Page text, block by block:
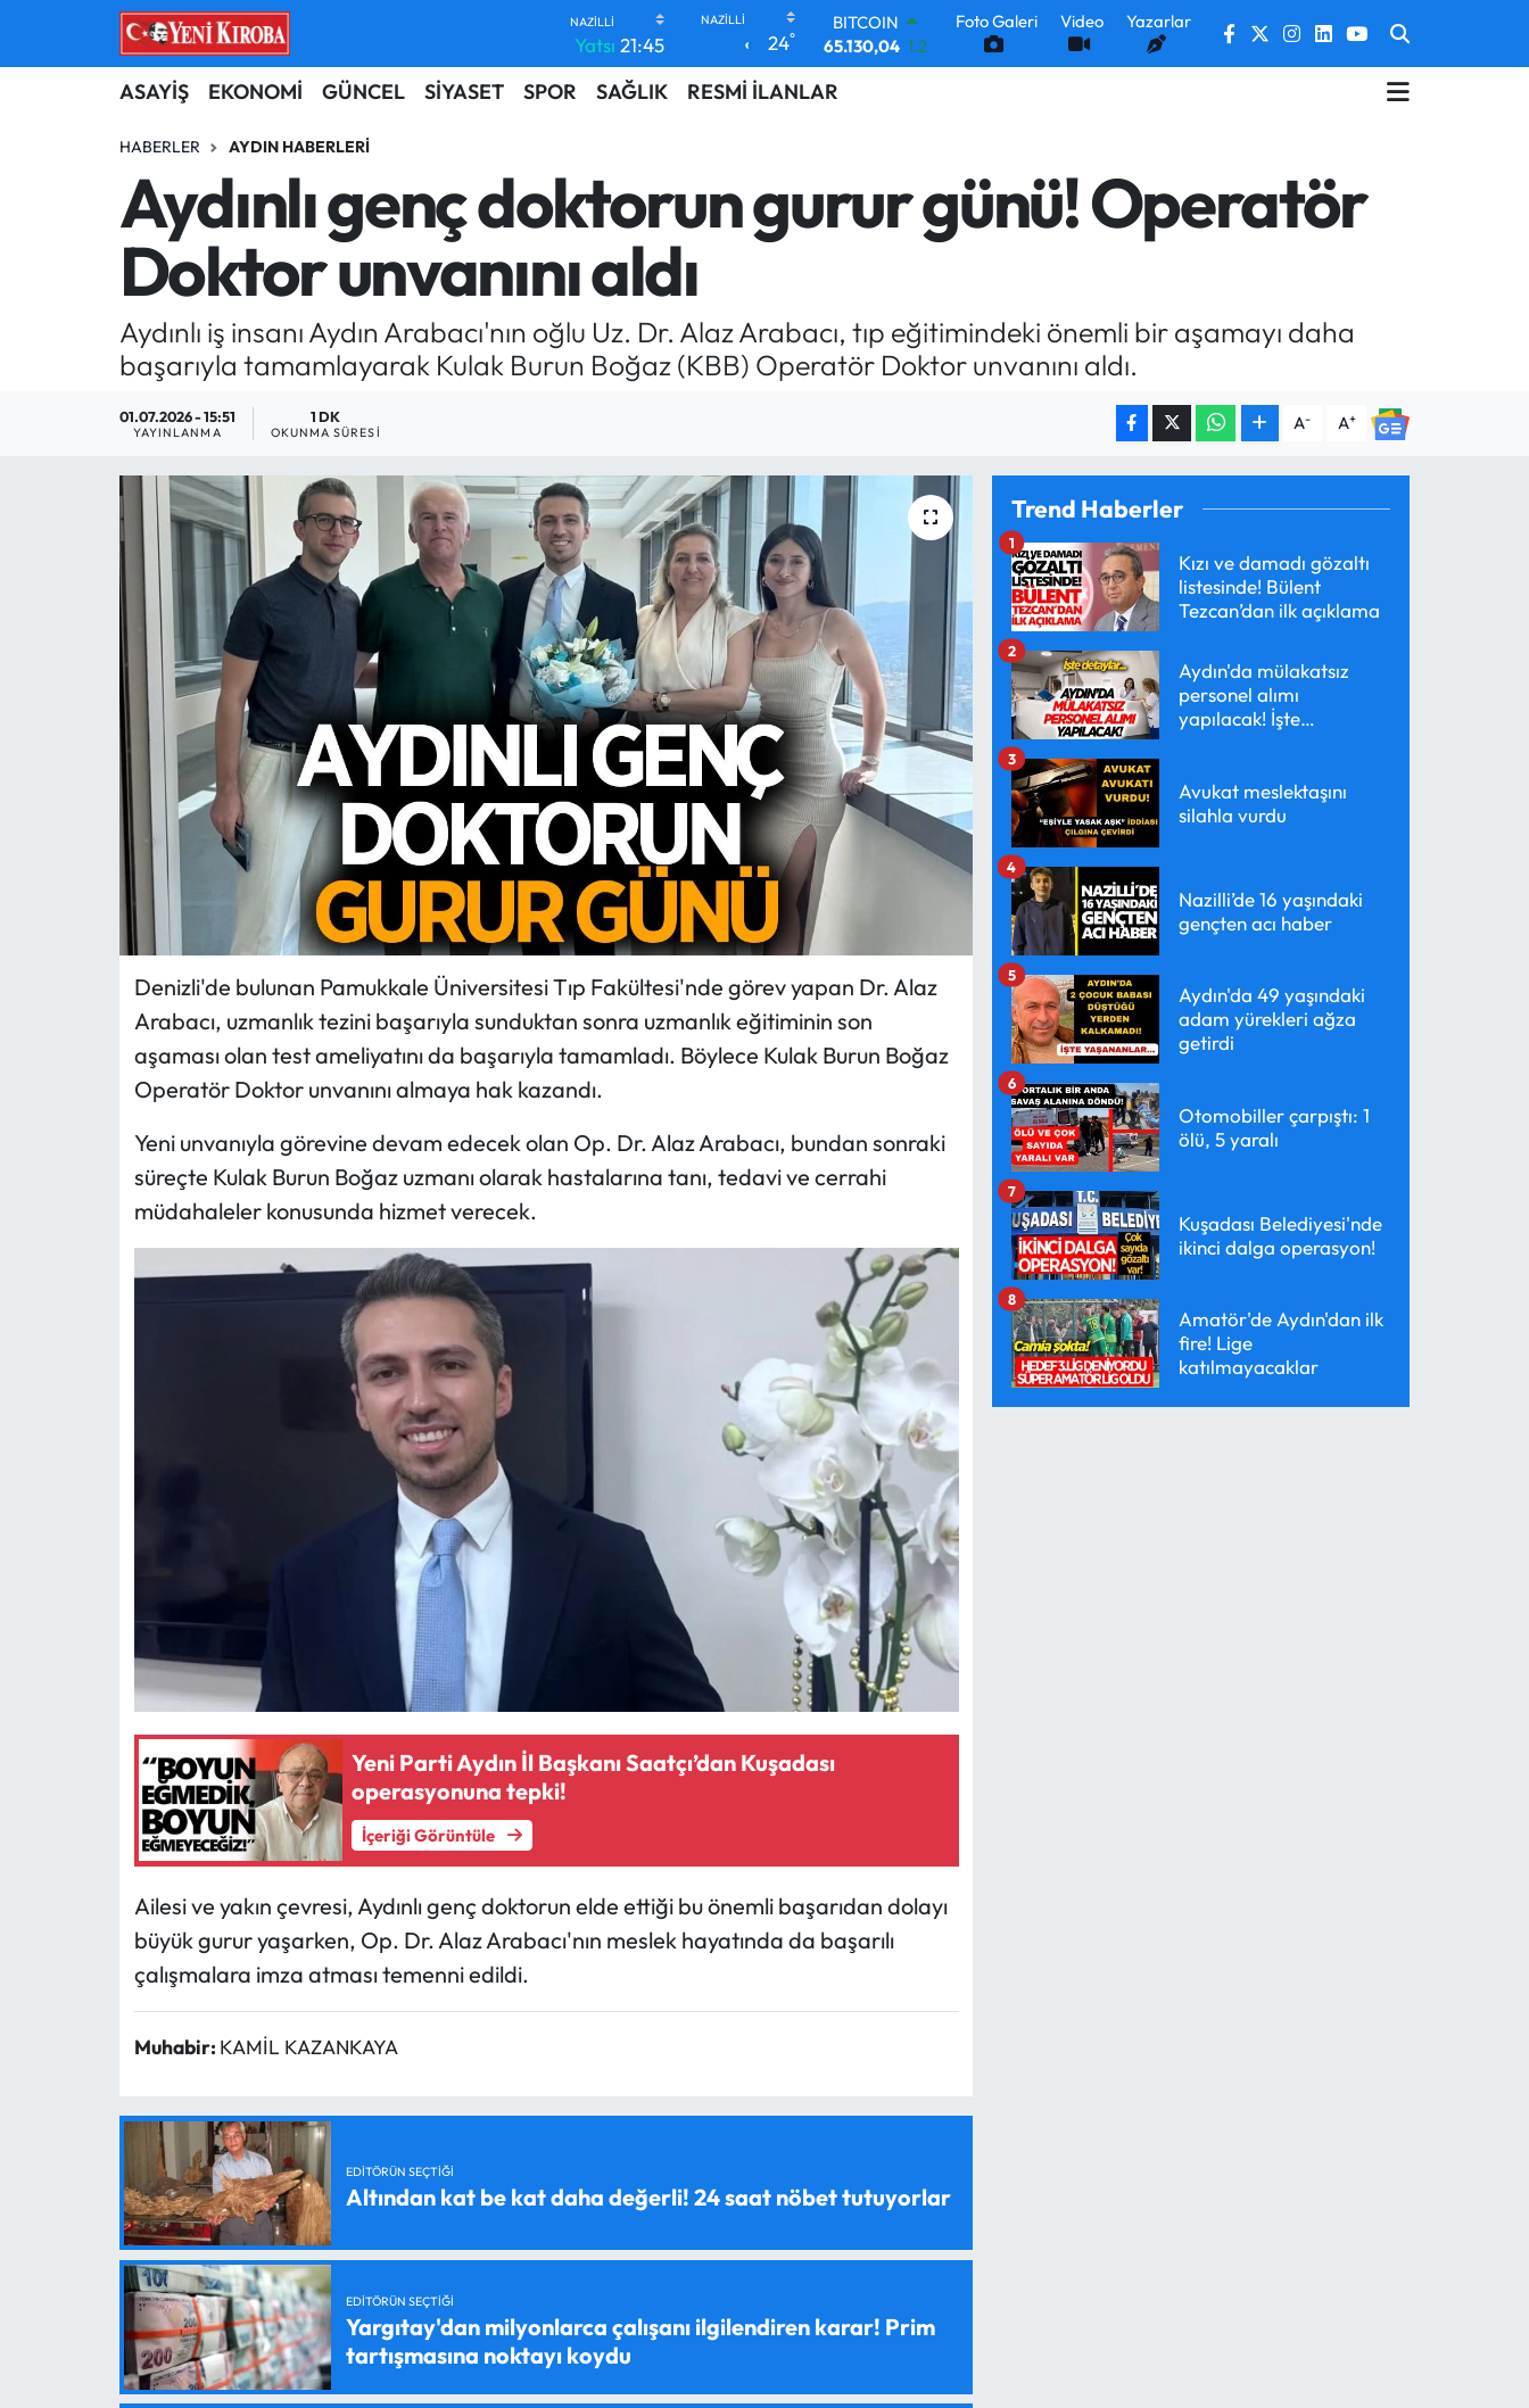
Yatsı 21:45 24°
BITCOIN
65.130,04 1.2
DOLAR
47,7106
64,4046 0.35
GRAM ALTIN
2.12
Foto Galeri Video Yazarlar
ASAYİŞ EKONOMİ GÜNCEL SİYASET SPOR SAĞLIK RESMİ İLANLAR
HABERLER AYDIN HABERLERI
Aydınlı genç doktorun gurur günü! Operatör
Doktor unvanını aldı
Aydınlı iş insanı Aydın Arabacı'nın oğlu Uz. Dr. Alaz Arabacı, tıp eğitimindeki önemli bir aşamayı daha
başarıyla tamamlayarak Kulak Burun Boğaz (KBB) Operatör Doktor unvanını aldı.
01.07.2026 - 15:51
YAYINLANMA
1 DK
OKUNMA SÜRESI A- A+
Denizli'de bulunan Pamukkale Üniversitesi Tıp Fakültesi'nde görev yapan Dr. Alaz
Arabacı, uzmanlık tezini başarıyla sunduktan sonra uzmanlık eğitiminin son
aşaması olan test ameliyatını da başarıyla tamamladı. Böylece Kulak Burun Boğaz
Operatör Doktor unvanını almaya hak kazandı.
Yeni unvanıyla görevine devam edecek olan Op. Dr. Alaz Arabacı, bundan sonraki
süreçte Kulak Burun Boğaz uzmanı olarak hastalarına tanı, tedavi ve cerrahi
müdahaleler konusunda hizmet verecek.
Yeni Parti Aydın İl Başkanı Saatçı’dan Kuşadası
operasyonuna tepki!
İçeriği Görüntüle
Ailesi ve yakın çevresi, Aydınlı genç doktorun elde ettiği bu önemli başarıdan dolayı
büyük gurur yaşarken, Op. Dr. Alaz Arabacı'nın meslek hayatında da başarılı
çalışmalara imza atması temenni edildi.
Muhabir: KAMİL KAZANKAYA
EDITÖRÜN SEÇTIĞI
Altından kat be kat daha değerli! 24 saat nöbet tutuyorlar
EDITÖRÜN SEÇTIĞI
Yargıtay'dan milyonlarca çalışanı ilgilendiren karar! Prim
tartışmasına noktayı koydu
Trend Haberler
Kızı ve damadı gözaltı
listesinde! Bülent
Tezcan’dan ilk açıklama
1
Aydın'da mülakatsız
personel alımı
yapılacak! İşte
2
Avukat meslektaşını
silahla vurdu
3
Nazilli’de 16 yaşındaki
gençten acı haber
4
Aydın'da 49 yaşındaki
adam yürekleri ağza
getirdi
5
Otomobiller çarpıştı: 1
ölü, 5 yaralı
6
Kuşadası Belediyesi'nde
ikinci dalga operasyon!
7
Amatör'de Aydın'dan ilk
fire! Lige
katılmayacaklar
8
ASAYİŞ
BİLİM-TEKNOLOJİ
EĞİTİM
EKONOMİ
GÜNCEL
GÜNDEM
MAGAZİN
SAĞLIK
SİYASET
TARIM
TURİZM
YAŞAM
RESMİ İLANLAR
HABER İLAN
Aydın Nöbetçi Eczaneler
Aydın Hava Durumu
Aydin Namaz Vakitleri
Aydın Trafik Yoğunluk Haritası
Süper Lig Puan Durumu ve Fikstür
Tüm Manşetler
Son Dakika Haberleri
Haber Arşivi